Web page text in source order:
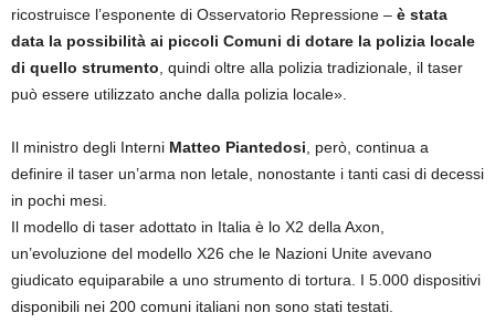
ricostruisce l’esponente di Osservatorio Repressione – è stata
data la possibilità ai piccoli Comuni di dotare la polizia locale
di quello strumento, quindi oltre alla polizia tradizionale, il taser
può essere utilizzato anche dalla polizia locale».
Il ministro degli Interni Matteo Piantedosi, però, continua a
definire il taser un’arma non letale, nonostante i tanti casi di decessi
in pochi mesi.
Il modello di taser adottato in Italia è lo X2 della Axon,
un’evoluzione del modello X26 che le Nazioni Unite avevano
giudicato equiparabile a uno strumento di tortura. I 5.000 dispositivi
disponibili nei 200 comuni italiani non sono stati testati.